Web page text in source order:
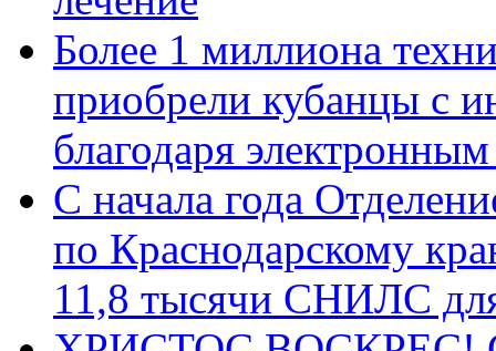
Более 1 миллиона
приобрели кубанцы с
благодаря
С начала года
по Краснодарскому
11,8 тысячи СНИЛС